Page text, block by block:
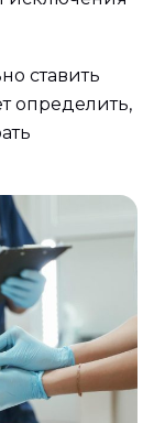
ставить
определить,